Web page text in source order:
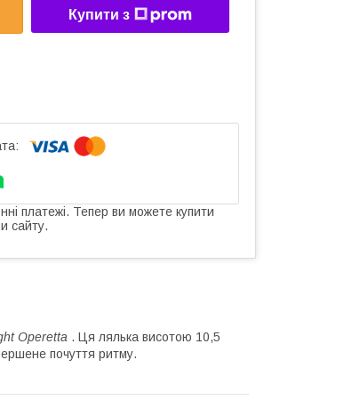
Купити з
платежі. Тепер ви можете купити
сайту.
Operetta . Ця лялька висотою 10,5
почуття ритму.